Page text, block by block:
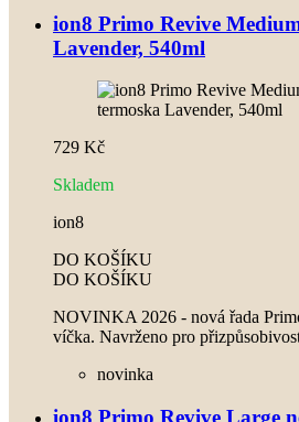
ion8 Primo Revive
Lavender, 540ml
729 Kč
Skladem
ion8
DO KOŠÍKU
DO KOŠÍKU
NOVINKA 2026 - nová řada
víčka. Navrženo pro
novinka
ion8 Primo Revive Large